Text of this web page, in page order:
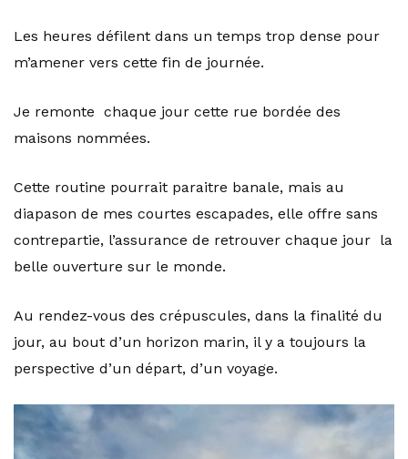
Les heures défilent dans un temps trop dense pour
m’amener vers cette fin de journée.
Je remonte chaque jour cette rue bordée des
maisons nommées.
Cette routine pourrait paraitre banale, mais au
diapason de mes courtes escapades, elle offre sans
contrepartie, l’assurance de retrouver chaque jour la
belle ouverture sur le monde.
Au rendez-vous des crépuscules, dans la finalité du
jour, au bout d’un horizon marin, il y a toujours la
perspective d’un départ, d’un voyage.